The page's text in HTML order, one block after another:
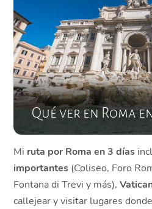
Qué ver en Roma
Mi ruta por Roma en 3 días
importantes (Coliseo, Foro
Fontana di Trevi y más),
callejear y visitar lugares